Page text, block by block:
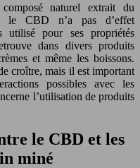
naturel extrait du
le CBD n’a pas d’effet
pour ses propriétés
dans divers produits
et même les boissons.
croître, mais il est important
possibles avec les
l’utilisation de produits
le CBD et les
miné